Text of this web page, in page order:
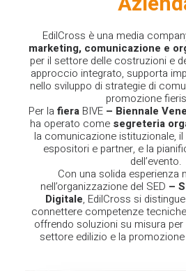
EdilCross è una media
marketing, comunicazione e
per il settore delle costruzioni e
approccio integrato, supporta
nello sviluppo di strategie di
promozione
Per la fiera BIVE– Biennale
ha operato come segreteria
la comunicazione istituzionale,
espositori e partner, e la
dell’evento.
Con una solida esperienza
nell’organizzazione del SED –
Digitale, EdilCross si
connettere competenze
offrendo soluzioni su misura
settore edilizio e la